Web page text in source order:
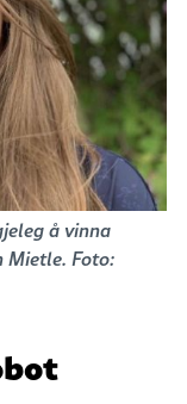
å vinna
Mietle. Foto: